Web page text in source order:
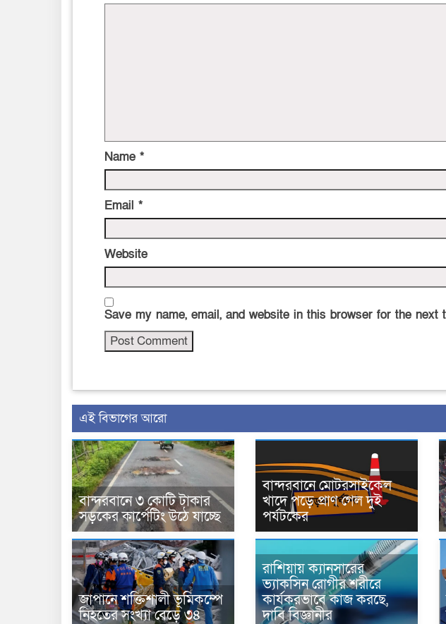
Name *
Email *
Website
Save my name, email, and website in this browser for the next
এই বিভাগের আরো
বান্দরবানে ৩ কোটি টাকার
সড়কের কার্পেটিং উঠে যাচ্ছে
বান্দরবানে মোটরসাইকেল
খাদে পড়ে প্রাণ গেল দুই
পর্যটকের
জাপানে শক্তিশালী ভূমিকম্পে
নিহতের সংখ্যা বেড়ে ৩৪
রাশিয়ায় ক্যানসারের
ভ্যাকসিন রোগীর শরীরে
কার্যকরভাবে কাজ করছে,
দাবি বিজ্ঞানীর